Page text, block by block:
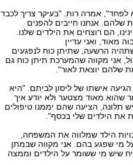
אמרה רות. "בעיקר צריך לכבד
אנחנו חייבים להפנים
הם רוצחים את הילדים שלנו.
מאוד, ואני עדיין
הרשעה, שתיתן כוח לנפגעים
אני מקווה שהמערכת תיתן כוח גם
שלהם יוצאת לאור".
אישתו של ליסון לביתם. "היא
שהוא מאוד מצטער ולא יודע איך
תלונה, הציעה שהם יממנו טיפולים
את הילדים שלי בכסף".
הילד שמלווה את המשפחה,
מי שפגע בהם. אני מקווה שבמתן
שיש מי ששומר על הילדים וממצה